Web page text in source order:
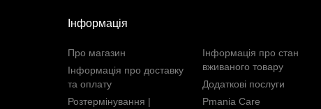
Інформація
Про магазин
Інформація про доставку
та оплату
Розтермінування |
Інформація про стан
вживаного товару
Додаткові послуги
Pmania Care